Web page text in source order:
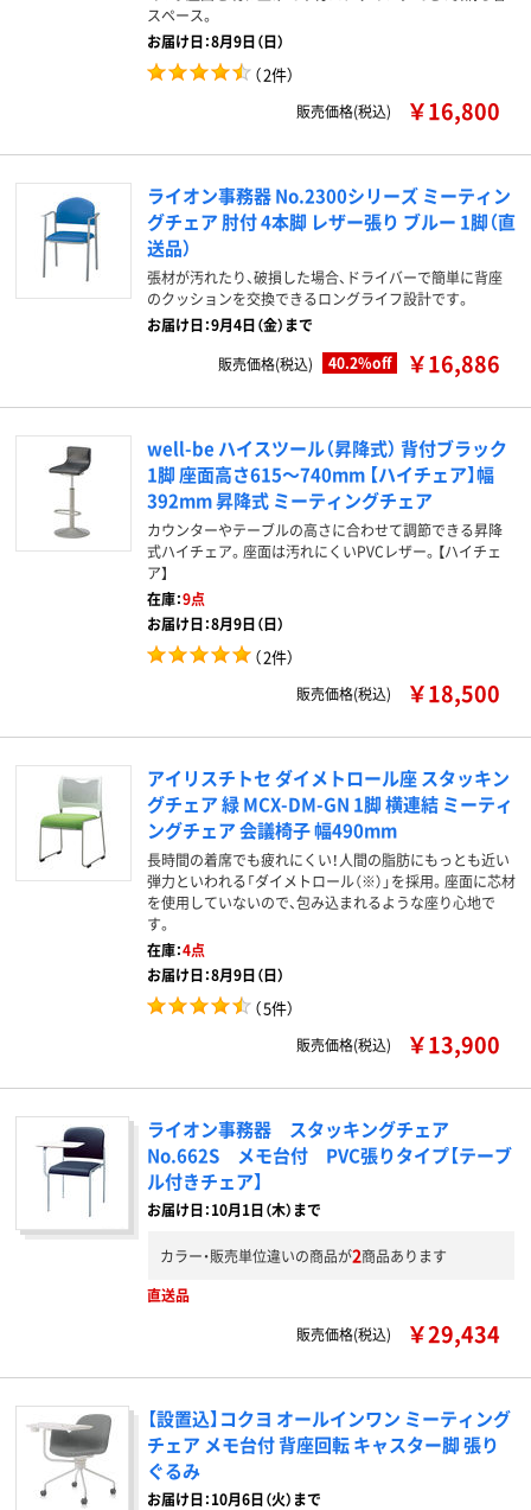
スペース。
お届け日：8月9日（日）
（2件）
販売価格(税込) ￥16,800
ライオン事務器 No.2300シリーズ ミーティン
グチェア 肘付 4本脚 レザー張り ブルー 1脚（直
送品）
張材が汚れたり、破損した場合、ドライバーで簡単に背座
のクッションを交換できるロングライフ設計です。
お届け日：9月4日（金）まで
販売価格(税込)
40.2%off ￥16,886
well-be ハイスツール（昇降式） 背付ブラック
1脚 座面高さ615～740mm 【ハイチェア】幅
392mm 昇降式 ミーティングチェア
カウンターやテーブルの高さに合わせて調節できる昇降
式ハイチェア。座面は汚れにくいPVCレザー。【ハイチェ
ア】
在庫：9点
お届け日：8月9日（日）
（2件）
販売価格(税込) ￥18,500
アイリスチトセ ダイメトロール座 スタッキン
グチェア 緑 MCX-DM-GN 1脚 横連結 ミーティ
ングチェア 会議椅子 幅490mm
長時間の着席でも疲れにくい！人間の脂肪にもっとも近い
弾力といわれる「ダイメトロール（※）」を採用。座面に芯材
を使用していないので、包み込まれるような座り心地で
す。
在庫：4点
お届け日：8月9日（日）
（5件）
販売価格(税込) ￥13,900
ライオン事務器 スタッキングチェア
No.662S メモ台付 PVC張りタイプ【テーブ
ル付きチェア】
お届け日：10月1日（木）まで
カラー・販売単位違いの商品が2商品あります
直送品
販売価格(税込)
￥29,434
【設置込】コクヨ オールインワン ミーティング
チェア メモ台付 背座回転 キャスター脚 張り
ぐるみ
お届け日：10月6日（火）まで